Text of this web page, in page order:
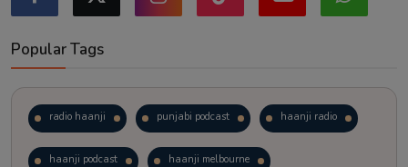
Popular Tags
radio haanji punjabi podcast haanji radio
haanji podcast haanji melbourne